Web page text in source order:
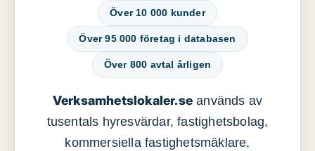
Över 10 000 kunder
Över 95 000 företag i databasen
Över 800 avtal årligen
Verksamhetslokaler.se används av
tusentals hyresvärdar, fastighetsbolag,
kommersiella fastighetsmäklare,